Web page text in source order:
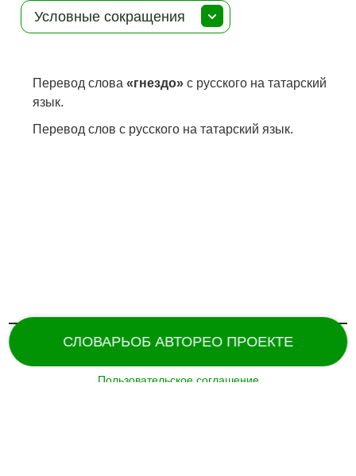
СЛОВАРЬОБ АВТОРЕО ПРОЕКТЕ
Условные сокращения
Перевод слова«гнездо» с русского на татарский
язык.
Перевод слов с русского на татарский язык.
Пользовательское соглашение